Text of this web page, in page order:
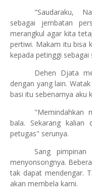
"Saudaraku,
sebagai jembatan
merangkul agar kita
pertiwi. Makam itu bisa
kepada petinggi
Dehen Djata
dengan yang lain.
basi itu sebenarnya aku
"Memindahkan
bala. Sekarang kalian
petugas" serunya.
Sang
menyonsongnya.
tak dapat mendengar.
akan membela kami.